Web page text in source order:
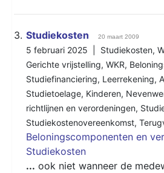
3. Studiekosten 20 maart 2009
5 februari 2025 | Studiekosten,
Gerichte vrijstelling, WKR,
Studiefinanciering, Leerrekening,
Studietoelage, Kinderen,
richtlijnen en verordeningen,
Studiekostenovereenkomst,
Beloningscomponenten en
Studiekosten
... ook niet wanneer de